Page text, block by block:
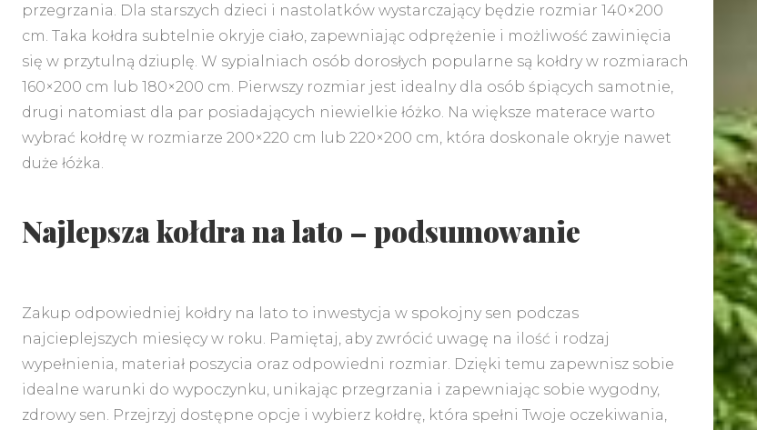
przegrzania. Dla starszych dzieci i nastolatków wystarczający będzie rozmiar 140×200
cm. Taka kołdra subtelnie okryje ciało, zapewniając odprężenie i możliwość zawinięcia
się w przytulną dziuplę. W sypialniach osób dorosłych popularne są kołdry w rozmiarach
160×200 cm lub 180×200 cm. Pierwszy rozmiar jest idealny dla osób śpiących samotnie,
drugi natomiast dla par posiadających niewielkie łóżko. Na większe materace warto
wybrać kołdrę w rozmiarze 200×220 cm lub 220×200 cm, która doskonale okryje nawet
duże łóżka.
Najlepsza kołdra na lato – podsumowanie
Zakup odpowiedniej kołdry na lato to inwestycja w spokojny sen podczas
najcieplejszych miesięcy w roku. Pamiętaj, aby zwrócić uwagę na ilość i rodzaj
wypełnienia, materiał poszycia oraz odpowiedni rozmiar. Dzięki temu zapewnisz sobie
idealne warunki do wypoczynku, unikając przegrzania i zapewniając sobie wygodny,
zdrowy sen. Przejrzyj dostępne opcje i wybierz kołdrę, która spełni Twoje oczekiwania,